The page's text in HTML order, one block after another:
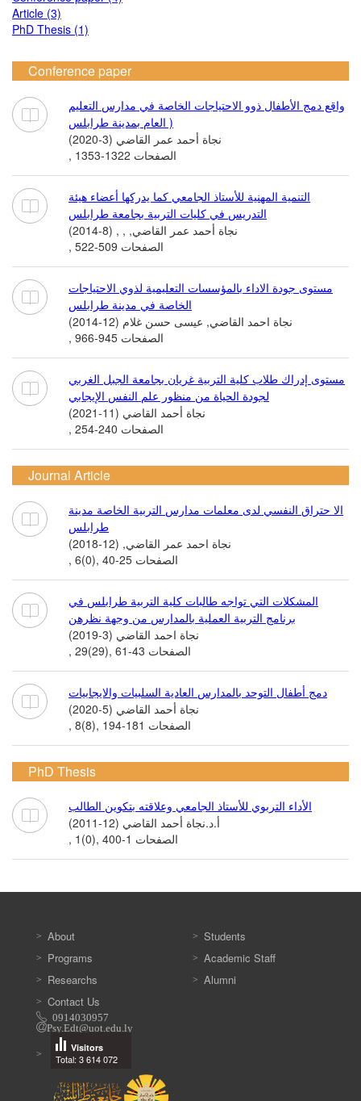
Article (3)
PhD Thesis (1)
Conference paper
واقع دمج الأطفال ذوو الاحتياجات الخاصة في مدارس التعليم
العام بمدينة طرابلس )
نجاة أحمد عمر القاضي (3-2020)
, الصفحات 1322-1353
التنمية المهنية للأستاذ الجامعي كما يدركها أعضاء هيئة
التدريس في كليات التربية بجامعة طرابلس
نجاة أحمد عمر القاضي, , , (8-2014)
, الصفحات 509-522
مستوى جودة الاداء بالمؤسسات التعليمية لذوي الاحتياجات
الخاصة في مدينة طرابلس
نجاة احمد القاضي, عيسى حسن غلام (12-2014)
, الصفحات 945-966
مستوى إدراك طلاب كلية التربية غريان بجامعة الجبل الغربي
لجودة الحياة من منظور علم النفس الإيجابي
نجاة أحمد القاضي (11-2021)
, الصفحات 240-254
Journal Article
الا حتراق النفسي لدى معلمات مدارس التربية الخاصة مدينة
طرابلس
نجاة احمد عمر القاضي, (12-2018)
, 6(0), الصفحات 25-40
المشكلات التي تواجه طالبات كلية التربية طرابلس في
برنامج التربية العملية بالمدارس من وجهة نظرهن
نجاة احمد القاضي (3-2019)
, 29(29), الصفحات 43-61
دمج أطفال التوحد بالمدارس العادية السلبيات والايجابيات
نجاة أحمد القاضي (5-2020)
, 8(8), الصفحات 181-194
PhD Thesis
الأداء التربوي للأستاذ الجامعي وعلاقته بتكوين الطالب
أ.د.نجاة أحمد القاضي (12-2011)
, 1(0), الصفحات 1-400
About
Programs
Researchs
Students
Academic Staff
Alumni
Contact Us
0914030957
Psy.Edt@uot.edu.ly
Total: 3 614 072
Visitors